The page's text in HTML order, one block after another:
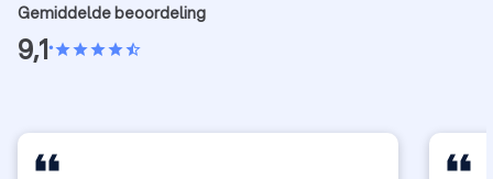
Gemiddelde beoordeling
9,1•starstarstarstarstar_half